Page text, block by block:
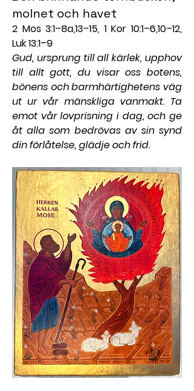
molnet och havet
2 Mos 3:1–8a,13–15, 1 Kor 10:1–6,10–12,
Luk 13:1–9
Gud, ursprung till all kärlek, upphov
till allt gott, du visar oss botens,
bönens och barmhärtighetens väg
ut ur vår mänskliga vanmakt. Ta
emot vår lovprisning i dag, och ge
åt alla som bedrövas av sin synd
din förlåtelse, glädje och frid.